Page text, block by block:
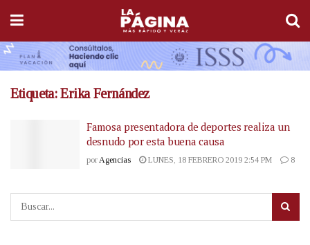
Etiqueta:Erika Fernández
Famosa presentadora de deportes realiza un
desnudo por esta buena causa
por Agencias LUNES, 18 FEBRERO 2019 2:54 PM 8